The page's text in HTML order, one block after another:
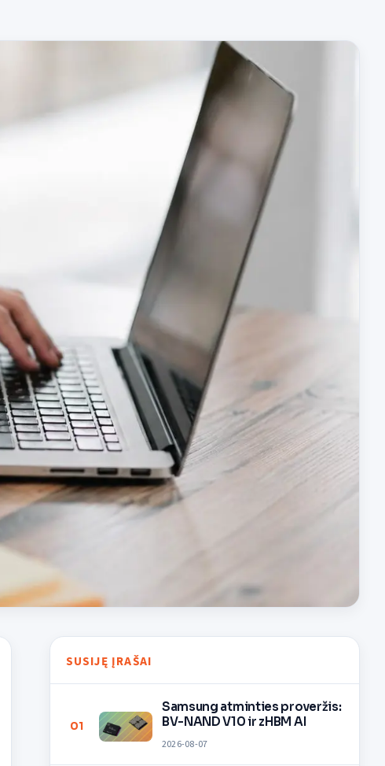
SUSIJĘ ĮRAŠAI
01
Samsung atminties proveržis:
BV-NAND V10 ir zHBM AI
2026-08-07